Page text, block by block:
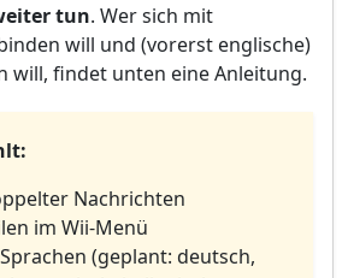
tun. Wer sich mit
will und (vorerst englische)
will, findet unten eine Anleitung.
Nachrichten
im Wii-Menü
(geplant: deutsch,